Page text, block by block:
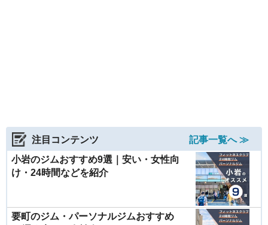
注目コンテンツ
記事一覧へ ≫
小岩のジムおすすめ9選｜安い・女性向
け・24時間などを紹介
要町のジム・パーソナルジムおすすめ